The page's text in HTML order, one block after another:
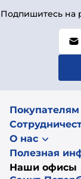
Подпишитесь на
Покупателям
О нас
Полезная
Наши офисы